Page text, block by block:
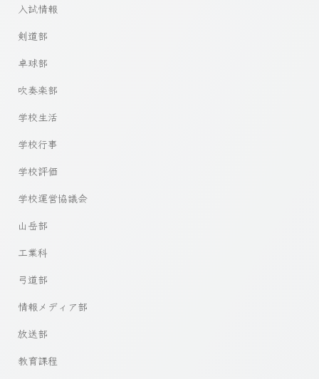
入試情報
剣道部
卓球部
吹奏楽部
学校生活
学校行事
学校評価
学校運営協議会
山岳部
工業科
弓道部
情報メディア部
放送部
教育課程